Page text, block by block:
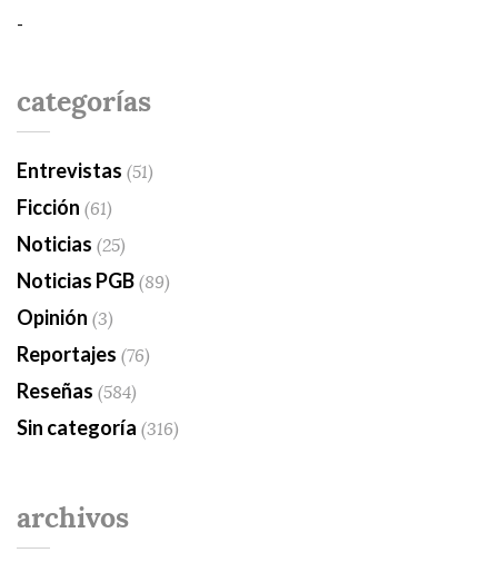
-
categorías
Entrevistas (51)
Ficción (61)
Noticias (25)
Noticias PGB(89)
Opinión (3)
Reportajes (76)
Reseñas (584)
Sin categoría (316)
archivos